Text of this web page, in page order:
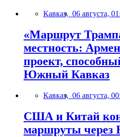
Кавказ, 06 августа,
«Маршрут
местность:
проект,
Южный Кавказ
Кавказ, 06 августа,
США и Китай
маршруты